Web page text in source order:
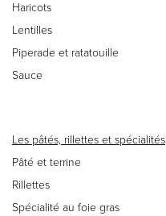
Haricots
Lentilles
Piperade et ratatouille
Sauce
Les pâtés, rillettes et spécialités
Pâté et terrine
Rillettes
Spécialité au foie gras